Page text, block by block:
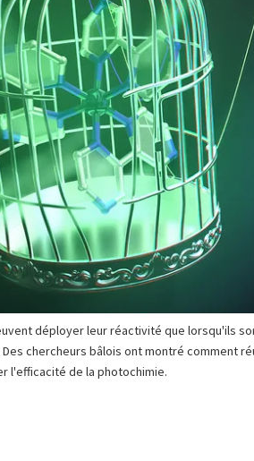
déployer leur réactivité que lorsqu'ils
chercheurs bâlois ont montré comment
l'efficacité de la photochimie.